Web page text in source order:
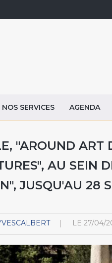
NOS SERVICES AGENDA
"AROUND ART
AU SEIN
JUSQU'AU 28
LE 27/04/